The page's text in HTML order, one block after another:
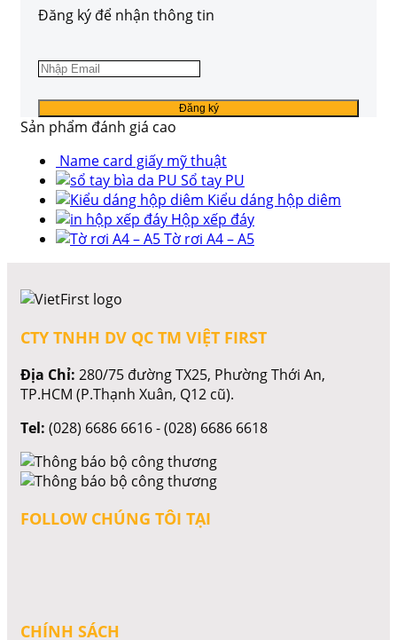
Đăng ký để nhận thông tin
Sản phẩm đánh giá cao
Name card giấy mỹ thuật
Sổ tay PU
Kiểu dáng hộp diêm
Hộp xếp đáy
Tờ rơi A4 – A5
CTY TNHH DV QC TM VIỆT FIRST
Địa Chỉ: 280/75 đường TX25, Phường Thới An,
TP.HCM (P.Thạnh Xuân, Q12 cũ).
Tel: (028) 6686 6616 - (028) 6686 6618
FOLLOW CHÚNG TÔI TẠI
CHÍNH SÁCH